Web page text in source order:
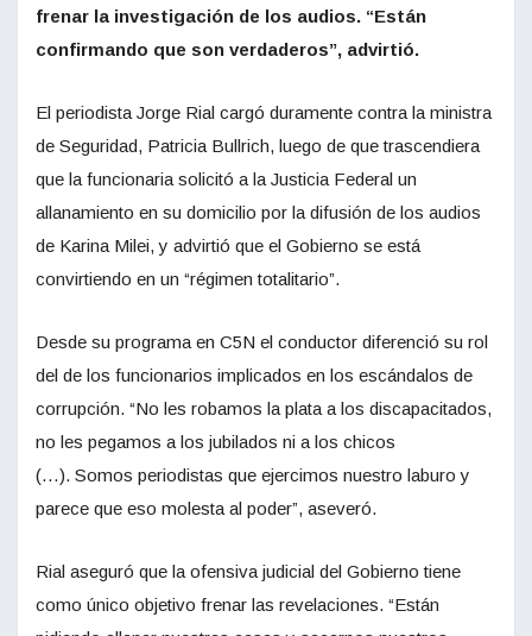
frenar la investigación de los audios. “Están
confirmando que son verdaderos”, advirtió.
El periodista Jorge Rial cargó duramente contra la ministra
de Seguridad, Patricia Bullrich, luego de que trascendiera
que la funcionaria solicitó a la Justicia Federal un
allanamiento en su domicilio por la difusión de los audios
de Karina Milei, y advirtió que el Gobierno se está
convirtiendo en un “régimen totalitario”.
Desde su programa en C5N el conductor diferenció su rol
del de los funcionarios implicados en los escándalos de
corrupción. “No les robamos la plata a los discapacitados,
no les pegamos a los jubilados ni a los chicos
(…). Somos periodistas que ejercimos nuestro laburo y
parece que eso molesta al poder”, aseveró.
Rial aseguró que la ofensiva judicial del Gobierno tiene
como único objetivo frenar las revelaciones. “Están